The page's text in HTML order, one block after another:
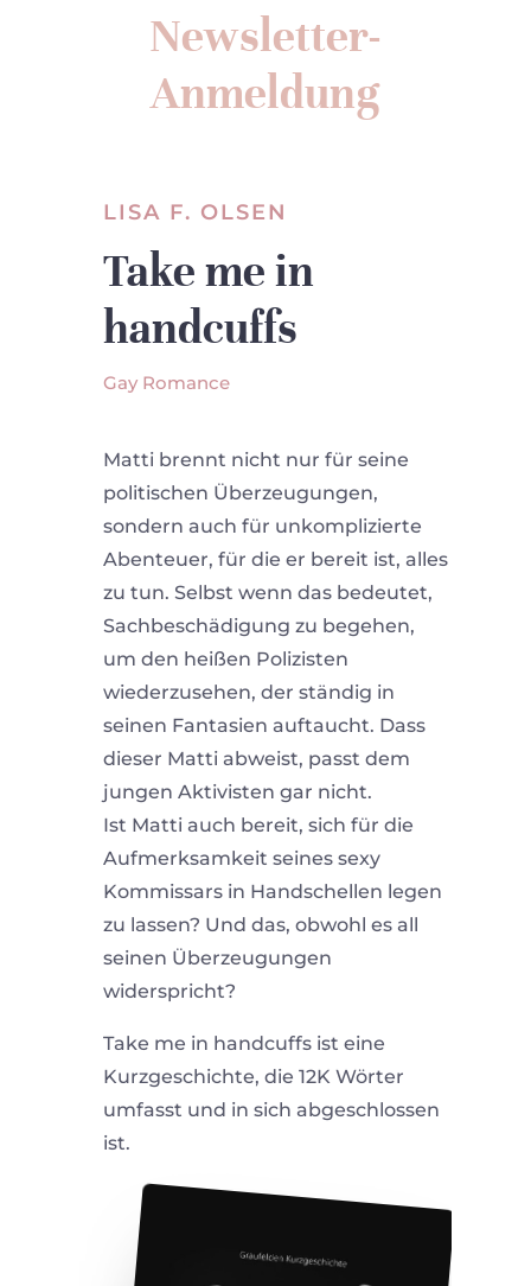
Newsletter-
Anmeldung
LISA F. OLSEN
Take me in
handcuffs
Gay Romance
Matti brennt nicht nur für seine
politischen Überzeugungen,
sondern auch für unkomplizierte
Abenteuer, für die er bereit ist, alles
zu tun. Selbst wenn das bedeutet,
Sachbeschädigung zu begehen,
um den heißen Polizisten
wiederzusehen, der ständig in
seinen Fantasien auftaucht. Dass
dieser Matti abweist, passt dem
jungen Aktivisten gar nicht.
Ist Matti auch bereit, sich für die
Aufmerksamkeit seines sexy
Kommissars in Handschellen legen
zu lassen? Und das, obwohl es all
seinen Überzeugungen
widerspricht?
Take me in handcuffs ist eine
Kurzgeschichte, die 12K Wörter
umfasst und in sich abgeschlossen
ist.